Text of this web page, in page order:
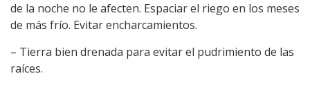
de la noche no le afecten. Espaciar el riego en los meses
de más frío. Evitar encharcamientos.
– Tierra bien drenada para evitar el pudrimiento de las
raíces.